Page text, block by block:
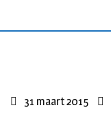
31 maart 2015